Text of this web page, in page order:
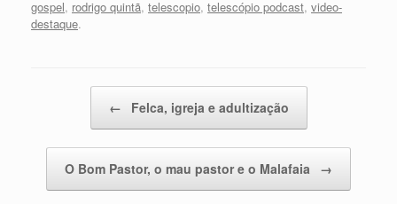
gospel, rodrigo quintã, telescopio, telescópio podcast, video-
destaque.
← Felca, igreja e adultização
O Bom Pastor, o mau pastor e o Malafaia →